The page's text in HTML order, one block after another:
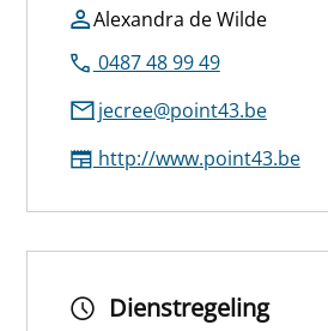
Alexandra de Wilde
0487 48 99 49
jecree@point43.be
http://www.point43.be
Dienstregeling